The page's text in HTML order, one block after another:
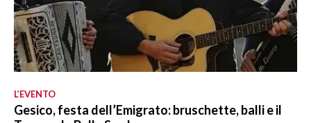
L’EVENTO
Gesico, festa dell’Emigrato: bruschette, balli e il